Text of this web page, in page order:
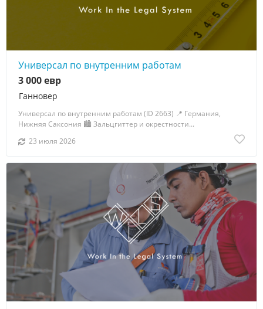
Универсал по внутренним работам
Ганновер
3 000 евр
Универсал по внутренним работам (ID 2663) 📍 Германия,
Нижняя Саксония 🏙 Зальцгиттер и окрестности...
23 июля 2026